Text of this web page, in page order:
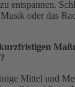
entspannen.
oder das
Mittel und